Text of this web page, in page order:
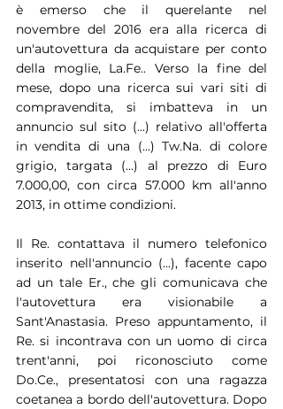
è emerso che il querelante nel
novembre del 2016 era alla ricerca di
un'autovettura da acquistare per conto
della moglie, La.Fe.. Verso la fine del
mese, dopo una ricerca sui vari siti di
compravendita, si imbatteva in un
annuncio sul sito (...) relativo all'offerta
in vendita di una (...) Tw.Na. di colore
grigio, targata (...) al prezzo di Euro
7.000,00, con circa 57.000 km all'anno
2013, in ottime condizioni.
Il Re. contattava il numero telefonico
inserito nell'annuncio (...), facente capo
ad un tale Er., che gli comunicava che
l'autovettura era visionabile a
Sant'Anastasia. Preso appuntamento, il
Re. si incontrava con un uomo di circa
trent'anni, poi riconosciuto come
Do.Ce., presentatosi con una ragazza
coetanea a bordo dell'autovettura. Dopo